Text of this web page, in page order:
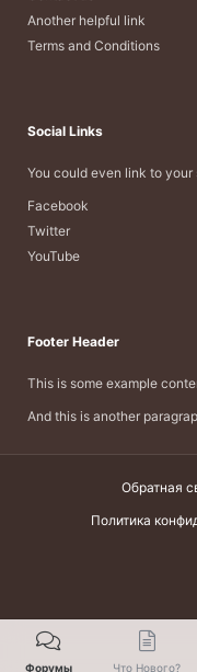
Another helpful link
Terms and Conditions
Social Links
You could even link to
Facebook
Twitter
YouTube
Footer Header
This is some example
And this is another
Обратная
Политика
Форумы Что Нового?